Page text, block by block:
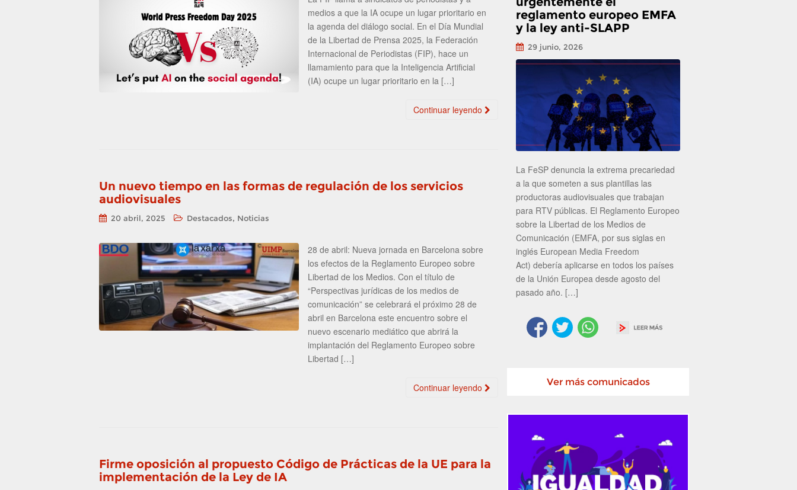
medios a que la IA ocupe un lugar prioritario en
la agenda del diálogo social. En el Día Mundial
de la Libertad de Prensa 2025, la Federación
Internacional de Periodistas (FIP), hace un
llamamiento para que la Inteligencia Artificial
(IA) ocupe un lugar prioritario en la […]
Continuar leyendo
Un nuevo tiempo en las formas de regulación de los servicios
audiovisuales
20 abril, 2025 Destacados, Noticias
28 de abril: Nueva jornada en Barcelona sobre
los efectos de la Reglamento Europeo sobre
Libertad de los Medios. Con el título de
“Perspectivas jurídicas de los medios de
comunicación” se celebrará el próximo 28 de
abril en Barcelona este encuentro sobre el
nuevo escenario mediático que abrirá la
implantación del Reglamento Europeo sobre
Libertad […]
Continuar leyendo
Firme oposición al propuesto Código de Prácticas de la UE para la
implementación de la Ley de IA
reglamento europeo EMFA
y la ley anti-SLAPP
29 junio, 2026
La FeSP denuncia la extrema precariedad
a la que someten a sus plantillas las
productoras audiovisuales que trabajan
para RTV públicas. El Reglamento Europeo
sobre la Libertad de los Medios de
Comunicación (EMFA, por sus siglas en
inglés European Media Freedom
Act) debería aplicarse en todos los países
de la Unión Europea desde agosto del
pasado año. […]
Ver más comunicados